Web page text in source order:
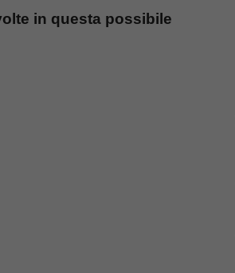
in questa possibile